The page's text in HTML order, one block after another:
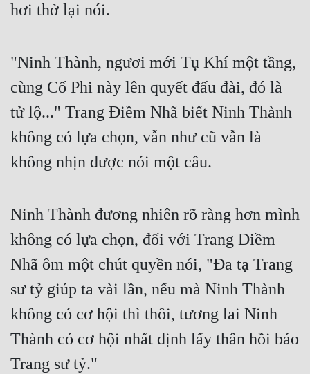
Phản Phái
Quân Sự
Sảng Văn
Sủng
Tiên Hiệp
Tiểu Thuyết
Trinh Thám
Triều Đấu
Trùng Sinh
Trọng Sinh
hơi thở lại nói.
"Ninh Thành, ngươi mới Tụ Khí một tầng,
cùng Cố Phi này lên quyết đấu đài, đó là
tử lộ..." Trang Điềm Nhã biết Ninh Thành
không có lựa chọn, vẫn như cũ vẫn là
không nhịn được nói một câu.
Ninh Thành đương nhiên rõ ràng hơn mình
không có lựa chọn, đối với Trang Điềm
Nhã ôm một chút quyền nói, "Đa tạ Trang
sư tỷ giúp ta vài lần, nếu mà Ninh Thành
không có cơ hội thì thôi, tương lai Ninh
Thành có cơ hội nhất định lấy thân hồi báo
Trang sư tỷ."